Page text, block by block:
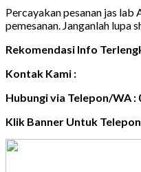
Percayakan pesanan jas
pemesanan. Janganlah lupa
Rekomendasi Info
Kontak Kami :
Hubungi via Telepon/WA :
Klik Banner Untuk